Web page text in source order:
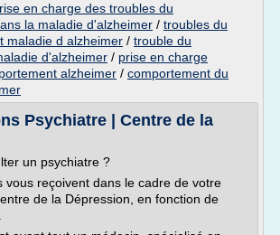
en charge des troubles du
la maladie d'alzheimer / troubles du
maladie d alzheimer / trouble du
d'alzheimer / prise en charge
alzheimer / comportement du
Psychiatre | Centre de la
un psychiatre ?
vous reçoivent dans le cadre de votre
de la Dépression, en fonction de